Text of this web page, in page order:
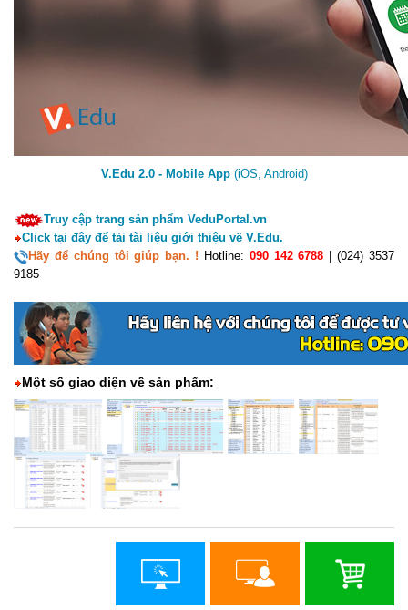
V.Edu 2.0 - Mobile App (iOS, Android)
Truy cập trang sản phẩm VeduPortal.vn
Click tại đây để tải tài liệu giới thiệu về V.Edu.
Hãy để chúng tôi giúp bạn. ! Hotline: 090 142 6788 | (024) 3537
9185
Một số giao diện về sản phẩm: